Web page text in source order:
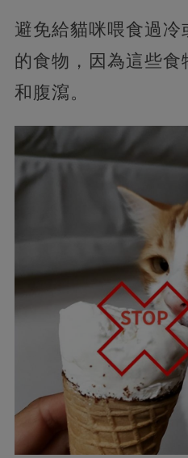
避免給貓咪喂食過冷
的食物，因為這些食
和腹瀉。